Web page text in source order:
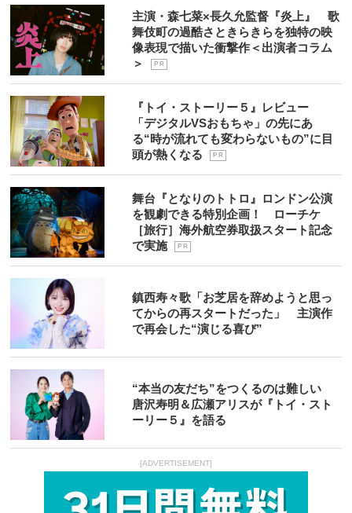
主演・森七菜×長久允監督『炎上』 歌
舞伎町の過酷さときらきらを独特の映
像表現で描いた衝撃作＜出演者コラム
＞
P R
『トイ・ストーリー５』レビュー
「デジタルVSおもちゃ」の先にあ
る“時が流れても変わらないもの”に目
頭が熱くなる
P R
舞台『となりのトトロ』ロンドン公演
を観劇できる特別企画！ ローチケ
［旅行］海外航空券取扱スタート記念
で実施
P R
鎮西寿々歌「お芝居を辞めようと思っ
てからの再スタートだった」 主演作
で再会した“演じる喜び”
“本当の友だち”をつくるのは難しい
唐沢寿明＆広瀬アリスが『トイ・スト
ーリー５』を語る
[ADVERTISEMENT]